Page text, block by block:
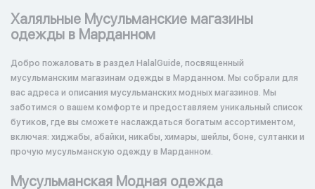
Халяльные Мусульманские магазины
одежды в Марданном
Добро пожаловать в раздел HalalGuide, посвященный
мусульманским магазинам одежды в Марданном. Мы собрали для
вас адреса и описания мусульманских модных магазинов. Мы
заботимся о вашем комфорте и предоставляем уникальный список
бутиков, где вы сможете наслаждаться богатым ассортиментом,
включая: хиджабы, абайки, никабы, химары, шейлы, боне, султанки и
прочую мусульманскую одежду в Марданном.
Мусульманская Модная одежда